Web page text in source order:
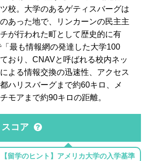
校。大学のあるゲティスバーグは
あった地で、リンカーンの民主主
が行われた町として歴史的に有
最も情報網の発達した大学100
おり、CNAVと呼ばれる校内ネッ
よる情報交換の迅速性、アクセス
ハリスバーグまで約60キロ、メ
モアまで約90キロの距離。
コア
【留学のヒント】アメリカ大学の入学基準